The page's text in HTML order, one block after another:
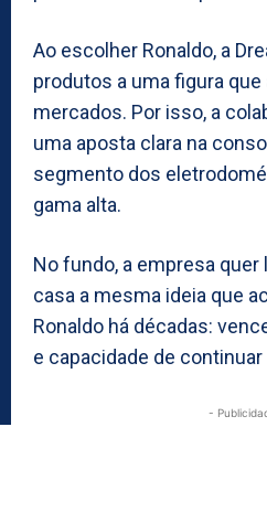
Ao escolher Ronaldo, a
produtos a uma figura
mercados. Por isso, a
uma aposta clara na
segmento dos
gama alta.
No fundo, a empresa quer
casa a mesma ideia que
Ronaldo há décadas:
e capacidade de continuar
-